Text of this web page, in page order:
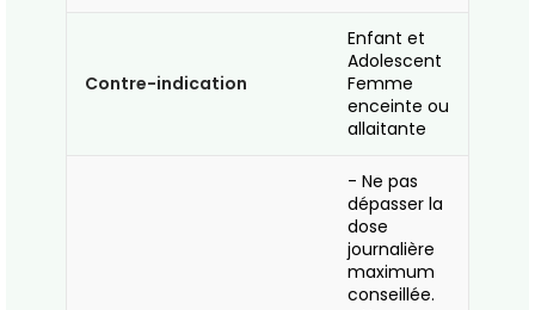
Contre-indication
Enfant et
Adolescent
Femme
enceinte ou
allaitante
- Ne pas
dépasser la
dose
journalière
maximum
conseillée.